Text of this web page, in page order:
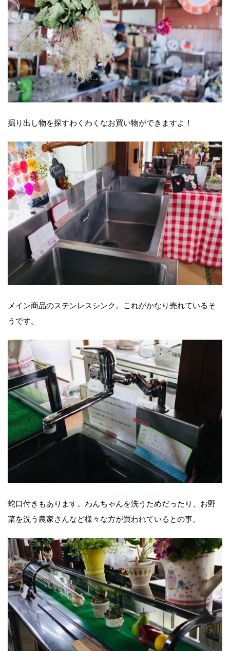
掘り出し物を探すわくわくなお買い物ができますよ！
メイン商品のステンレスシンク。これがかなり売れているそ
うです。
蛇口付きもあります。わんちゃんを洗うためだったり、お野
菜を洗う農家さんなど様々な方が買われているとの事。